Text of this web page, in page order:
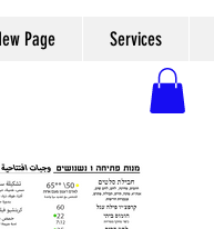
Page Services